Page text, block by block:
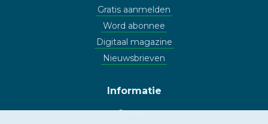
Gratis aanmelden
Word abonnee
Digitaal magazine
Nieuwsbrieven
Informatie
Contact